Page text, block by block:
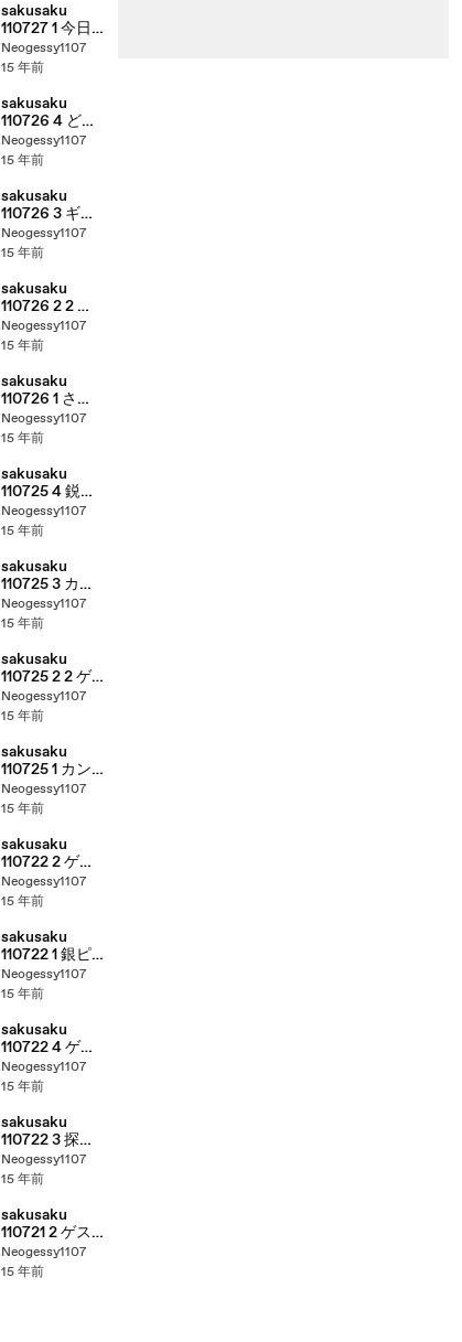
sakusaku
110727 1 今日
はあだち充作
品の話で
Neogessy1107
15 年前
sakusaku
110726 4 どう
も、すいやせ
んでした
Neogessy1107
15 年前
sakusaku
110726 3 ギフ
トくんのライ
ブを見てきま
巻
Neogessy1107
15 年前
sakusaku
110726 2 2 ゲ
ストは初登場
の南波志帆さ
Neogessy1107
15 年前
sakusaku
110726 1 さす
が東進さん、
一番に見つけ
巻
Neogessy1107
15 年前
sakusaku
110725 4 鋭利
な人たちが、
何のフィルタ
ンガン来
る･･･、の巻
Neogessy1107
15 年前
sakusaku
110725 3 カン
カンの反響の
続きです･･･、
Neogessy1107
15 年前
sakusaku
110725 2 2 ゲ
ストは初登場
の南波志帆さ
Neogessy1107
15 年前
sakusaku
110725 1 カン
カンのフォロ
ーより、自分
を･･･、の巻
Neogessy1107
15 年前
sakusaku
110722 2 ゲス
トは初登場の
Kyleeさんです
Neogessy1107
15 年前
sakusaku
110722 1 銀ピ
カー(CAR)に
自分の車が映
の巻
Neogessy1107
15 年前
sakusaku
110722 4 ゲー
ムコーナー：
クイーンズゲ
ルカオス【PSP】
Neogessy1107
15 年前
sakusaku
110722 3 探偵
ギフト★スク
ープ カンカ
い疑惑、の巻
Neogessy1107
15 年前
sakusaku
110721 2 ゲス
トは初登場の
Kyleeさんです
Neogessy1107
15 年前